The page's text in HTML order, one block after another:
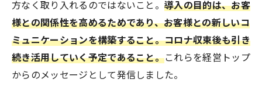
方なく取り入れるのではないこと。導入の目的は、お客
様との関係性を高めるためであり、お客様との新しいコ
ミュニケーションを構築すること。コロナ収束後も引き
続き活用していく予定であること。これらを経営トップ
からのメッセージとして発信しました。